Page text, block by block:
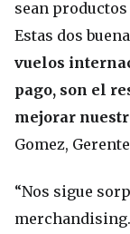
sean
Estas dos
vuelos
pago, son el
mejorar
Gomez,
“Nos sigue